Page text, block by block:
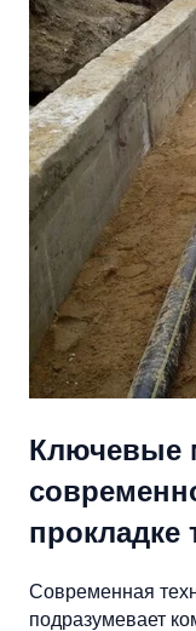
Ключевые
прокладке
Современная
подразумевает